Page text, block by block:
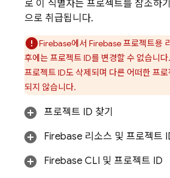
로 이 식별자는 프로젝트를 참조하
으로 취급됩니다.
Firebase에서 Firebase 프로젝트용
후에는 프로젝트 ID를 변경할 수 없습니
프로젝트 ID도 삭제되며 다른 어떠한 프
되지 않습니다.
프로젝트 ID 찾기
Firebase 리소스 및 프로젝트
Firebase CLI 및 프로젝트 ID